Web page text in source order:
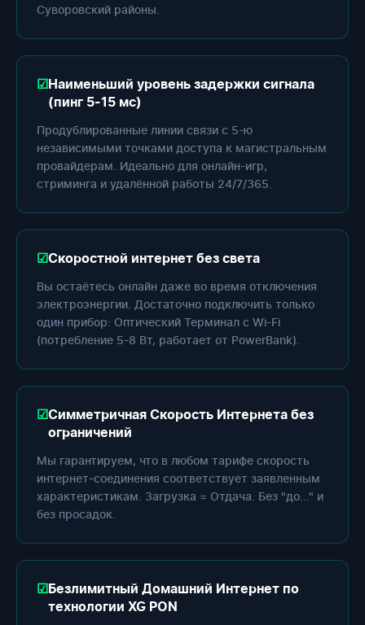
Суворовский районы.
Наименьший уровень задержки сигнала
(пинг 5-15 мс)
Продублированные линии связи с 5-ю
независимыми точками доступа к магистральным
провайдерам. Идеально для онлайн-игр,
стриминга и удалённой работы 24/7/365.
Скоростной интернет без света
Вы остаётесь онлайн даже во время отключения
электроэнергии. Достаточно подключить только
один прибор: Оптический Терминал с Wi-Fi
(потребление 5-8 Вт, работает от PowerBank).
Симметричная Скорость Интернета без
ограничений
Мы гарантируем, что в любом тарифе скорость
интернет-соединения соответствует заявленным
характеристикам. Загрузка = Отдача. Без "до..." и
без просадок.
Безлимитный Домашний Интернет по
технологии XG PON